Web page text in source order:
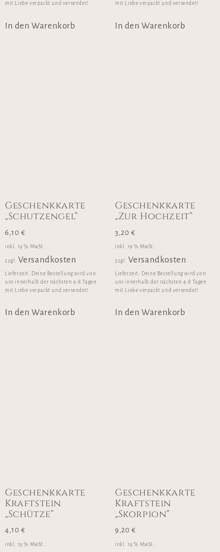
mit Liebe verpackt und versendet!
In den Warenkorb
mit Liebe verpackt und versendet!
In den Warenkorb
Geschenkkarte
„Schutzengel“
6,10 €
inkl. 19 % MwSt.
zzgl. Versandkosten
Lieferzeit: Deine Bestellung wird von
uns innerhalb der nächsten 4-8 Tagen
mit Liebe verpackt und versendet!
In den Warenkorb
Geschenkkarte
„Zur Hochzeit“
3,20 €
inkl. 19 % MwSt.
zzgl. Versandkosten
Lieferzeit: Deine Bestellung wird von
uns innerhalb der nächsten 4-8 Tagen
mit Liebe verpackt und versendet!
In den Warenkorb
Geschenkkarte
Kraftstein
„Schütze“
4,10 €
inkl. 19 % MwSt.
Geschenkkarte
Kraftstein
„Skorpion“
9,20 €
inkl. 19 % MwSt.